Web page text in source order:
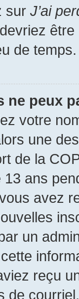
sur J’ai
de temps.
ne peux
votre
une
de la
ans
avez
un
reçu
de